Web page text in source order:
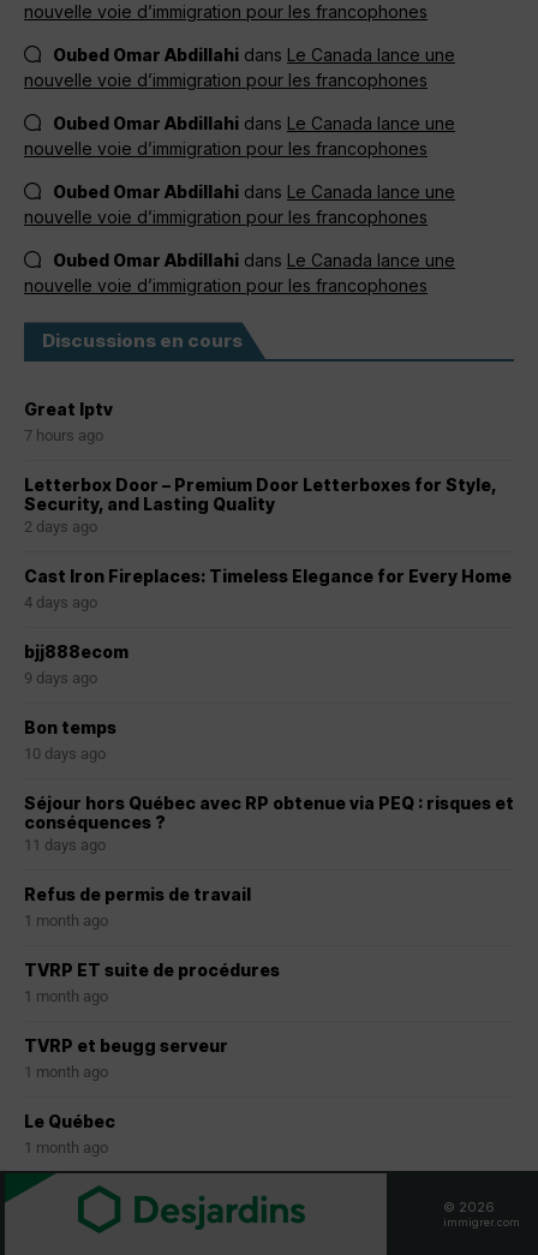
nouvelle voie d’immigration pour les francophones
Oubed Omar Abdillahi dans Le Canada lance une
nouvelle voie d’immigration pour les francophones
Oubed Omar Abdillahi dans Le Canada lance une
nouvelle voie d’immigration pour les francophones
Oubed Omar Abdillahi dans Le Canada lance une
nouvelle voie d’immigration pour les francophones
Oubed Omar Abdillahi dans Le Canada lance une
nouvelle voie d’immigration pour les francophones
Discussions en cours
Great Iptv
7 hours ago
Letterbox Door – Premium Door Letterboxes for Style,
Security, and Lasting Quality
2 days ago
Cast Iron Fireplaces: Timeless Elegance for Every Home
4 days ago
bjj888ecom
9 days ago
Bon temps
10 days ago
Séjour hors Québec avec RP obtenue via PEQ : risques et
conséquences ?
11 days ago
Refus de permis de travail
1 month ago
TVRP ET suite de procédures
1 month ago
TVRP et beugg serveur
1 month ago
Le Québec
1 month ago
© 2026
immigrer.com